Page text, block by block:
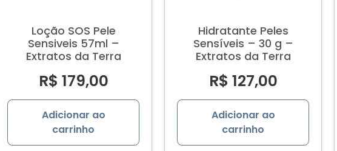
Loção SOS Pele
Sensiveis 57ml –
Extratos da Terra
R$ 179,00
Adicionar ao
carrinho
Hidratante Peles
Sensíveis – 30 g –
Extratos da Terra
R$ 127,00
Adicionar ao
carrinho